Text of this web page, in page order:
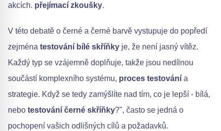
akcích. přejímací zkoušky.
V této debatě o černé a černé barvě vystupuje do popředí
zejména testování bílé skříňky je, že není jasný vítěz.
Každý typ se vzájemně doplňuje, takže jsou nedílnou
součástí komplexního systému, proces testování a
strategie. Když se tedy zamýšlíte nad tím, co je lepší - bílá,
nebo testování černé skříňky?", často se jedná o
pochopení vašich odlišných cílů a požadavků.